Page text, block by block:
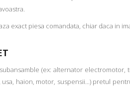
exact piesa comandata, chiar daca in
(ex: alternator
usa, haion, motor, suspensii...) pretul